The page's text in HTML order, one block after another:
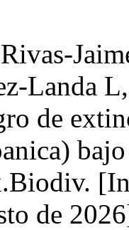
Landa
de
de